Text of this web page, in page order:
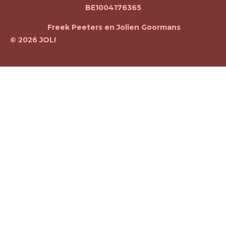
m
BE1004176365
Freek Peeters en Jolien Goormans
© 2026 JOLI